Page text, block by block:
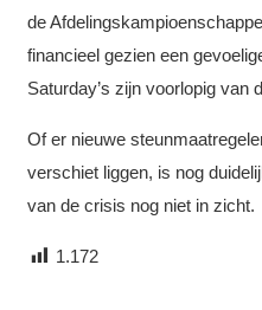
de
financieel gezien een
Saturday’s zijn voorlopig van
Of er nieuwe
verschiet liggen, is nog
van de crisis nog niet in zicht.
1.172